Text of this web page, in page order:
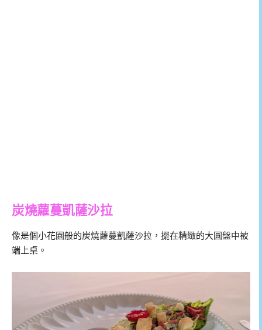
炭燒蘿蔓凱薩沙拉
像是個小花園般的炭燒蘿蔓凱薩沙拉，擺在精緻的大圓盤中被
端上桌。